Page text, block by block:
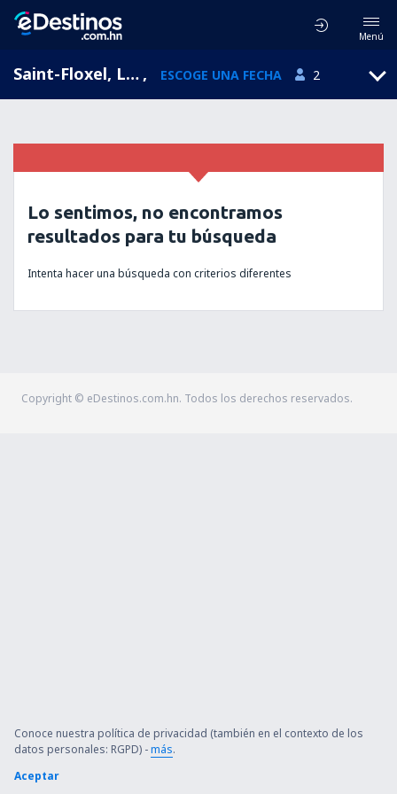
Menú
Saint-Floxel, Lower Normandy, Francia , ESCOGE UNA FECHA 2
Lo sentimos, no encontramos
resultados para tu búsqueda
Intenta hacer una búsqueda con criterios diferentes
Copyright © eDestinos.com.hn. Todos los derechos reservados.
Conoce nuestra política de privacidad (también en el contexto de los
datos personales: RGPD) -más.
Aceptar